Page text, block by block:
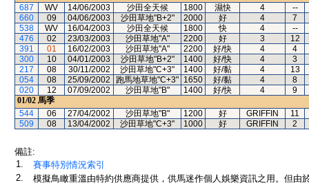
687
WV 14/06/2003 沙田全天候 1800 濕快 4
--
660
09 04/06/2003 沙田草地"B+2" 2000 好 4
7
538
WV 16/04/2003 沙田全天候 1800 快 4
--
476
02 23/03/2003 沙田草地"A" 2200 好 3
12
391
01 16/02/2003 沙田草地"A" 2200 好/快 4
4
300
10 04/01/2003 沙田草地"B+2" 1400 好/快 4
3
217
08 30/11/2002 沙田草地"C+3" 1400 好/黏 4
13
054
08 25/09/2002 跑馬地草地"C+3" 1650 好/黏 4
8
020
12 07/09/2002 沙田草地"B" 1400 好/快 4
9
01/02 馬季
544
06 27/04/2002 沙田草地"B" 1200 好 GRIFFIN
11
509
08 13/04/2002 沙田草地"C+3" 1000 好 GRIFFIN 2
備註:
1.
賽事特別情況索引
2.
模擬鳥瞰重溫由特約供應商提供，供馬迷作個人娛樂資訊之用。但